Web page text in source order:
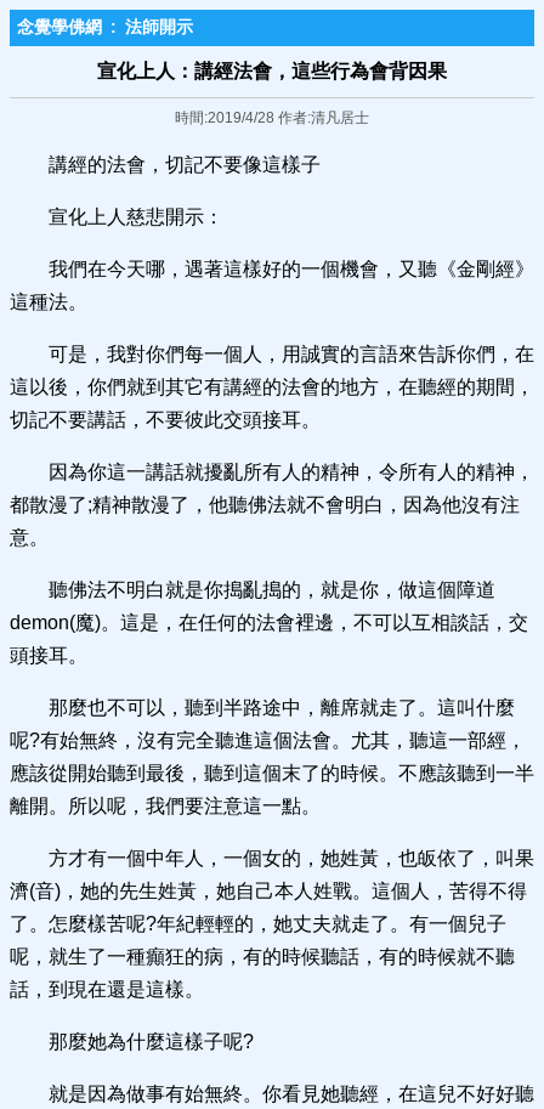
念覺學佛網 : 法師開示
宣化上人：講經法會，這些行為會背因果
時間:2019/4/28 作者:清凡居士
講經的法會，切記不要像這樣子
宣化上人慈悲開示：
我們在今天哪，遇著這樣好的一個機會，又聽《金剛經》
這種法。
可是，我對你們每一個人，用誠實的言語來告訴你們，在
這以後，你們就到其它有講經的法會的地方，在聽經的期間，
切記不要講話，不要彼此交頭接耳。
因為你這一講話就擾亂所有人的精神，令所有人的精神，
都散漫了;精神散漫了，他聽佛法就不會明白，因為他沒有注
意。
聽佛法不明白就是你搗亂搗的，就是你，做這個障道
demon(魔)。這是，在任何的法會裡邊，不可以互相談話，交
頭接耳。
那麼也不可以，聽到半路途中，離席就走了。這叫什麼
呢?有始無終，沒有完全聽進這個法會。尤其，聽這一部經，
應該從開始聽到最後，聽到這個末了的時候。不應該聽到一半
離開。所以呢，我們要注意這一點。
方才有一個中年人，一個女的，她姓黃，也皈依了，叫果
濟(音)，她的先生姓黃，她自己本人姓戰。這個人，苦得不得
了。怎麼樣苦呢?年紀輕輕的，她丈夫就走了。有一個兒子
呢，就生了一種癲狂的病，有的時候聽話，有的時候就不聽
話，到現在還是這樣。
那麼她為什麼這樣子呢?
就是因為做事有始無終。你看見她聽經，在這兒不好好聽